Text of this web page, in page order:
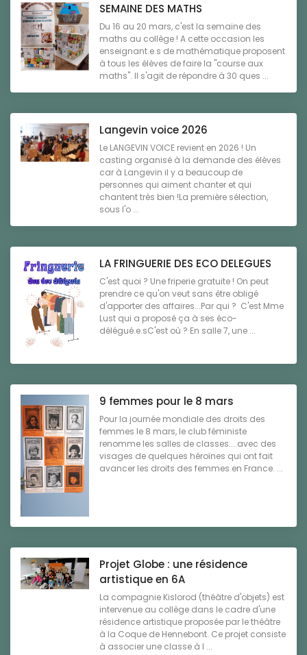
SEMAINE DES MATHS
Du 16 au 20 mars, c'est la semaine des
maths au collège ! A cette occasion les
enseignant.e.s de mathématique proposent
à tous les élèves de faire la "course aux
maths". Il s'agit de répondre à 30 ques ...
Langevin voice 2026
Le LANGEVIN VOICE revient en 2026 ! Un
casting organisé à la demande des élèves
car à Langevin il y a beaucoup de
personnes qui aiment chanter et qui
chantent très bien !La première sélection,
sous l'o ...
LA FRINGUERIE DES ECO DELEGUES
C'est quoi ? Une friperie gratuite ! On peut
prendre ce qu'on veut sans être obligé
d'apporter des affaires...Par qui ? C'est Mme
Lust qui a proposé ça à ses éco-
délégué.e.sC'est où ? En salle 7, une ...
9 femmes pour le 8 mars
Pour la journée mondiale des droits des
femmes le 8 mars, le club féministe
renomme les salles de classes....avec des
visages de quelques héroïnes qui ont fait
avancer les droits des femmes en France. ...
Projet Globe : une résidence
artistique en 6A
La compagnie Kislorod (théâtre d'objets) est
intervenue au collège dans le cadre d'une
résidence artistique proposée par le théâtre
à la Coque de Hennebont. Ce projet consiste
à associer une classe à l ...